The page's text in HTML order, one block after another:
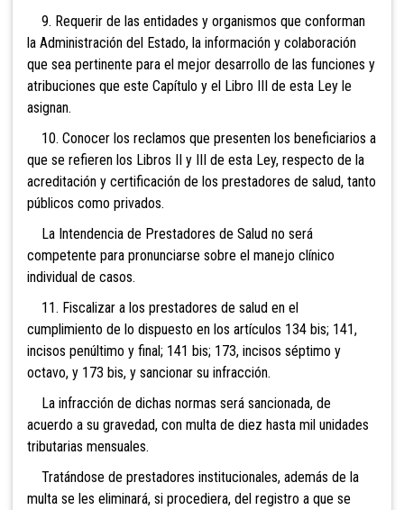
9. Requerir de las entidades y organismos que conforman
la Administración del Estado, la información y colaboración
que sea pertinente para el mejor desarrollo de las funciones y
atribuciones que este Capítulo y el Libro III de esta Ley le
asignan.
10. Conocer los reclamos que presenten los beneficiarios a
que se refieren los Libros II y III de esta Ley, respecto de la
acreditación y certificación de los prestadores de salud, tanto
públicos como privados.
La Intendencia de Prestadores de Salud no será
competente para pronunciarse sobre el manejo clínico
individual de casos.
11. Fiscalizar a los prestadores de salud en el
cumplimiento de lo dispuesto en los artículos 134 bis; 141,
incisos penúltimo y final; 141 bis; 173, incisos séptimo y
octavo, y 173 bis, y sancionar su infracción.
La infracción de dichas normas será sancionada, de
acuerdo a su gravedad, con multa de diez hasta mil unidades
tributarias mensuales.
Tratándose de prestadores institucionales, además de la
multa se les eliminará, si procediera, del registro a que se